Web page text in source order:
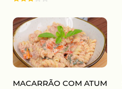
MACARRÃO COM ATUM